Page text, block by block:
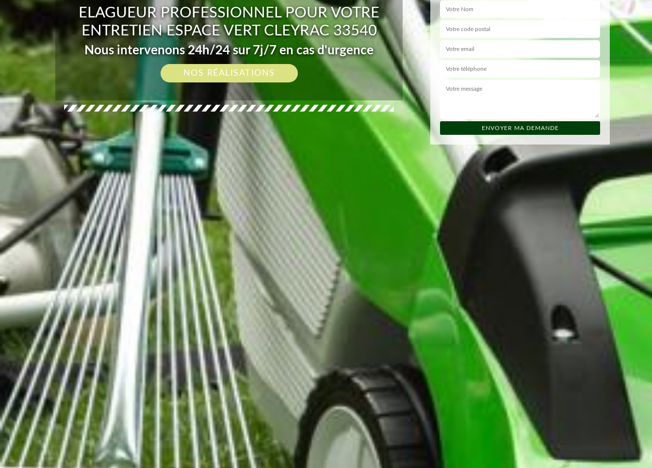
ELAGUEUR PROFESSIONNEL POUR VOTRE
ENTRETIEN ESPACE VERT CLEYRAC 33540
Nous intervenons 24h/24 sur 7j/7 en cas d'urgence
NOS RÉALISATIONS